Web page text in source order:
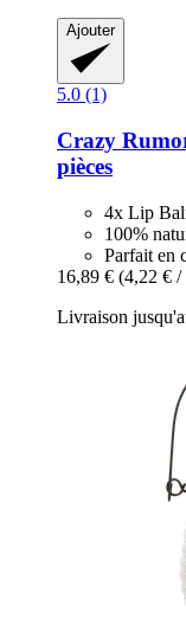
Ajouter
5.0 (1)
Crazy
pièces
4x Lip
100%
Parfait en
16,89 € (4,22 € /
Livraison